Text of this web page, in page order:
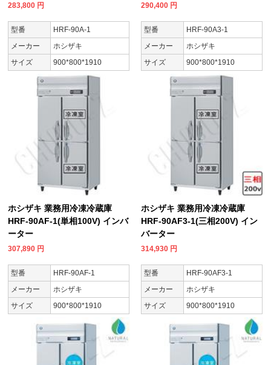
283,800 円
型番
HRF-90A-1
メーカー
ホシザキ
サイズ
900*800*1910
290,400 円
型番
HRF-90A3-1
メーカー
ホシザキ
サイズ
900*800*1910
ホシザキ 業務用冷凍冷蔵庫
HRF-90AF-1(単相100V) インバ
ーター
307,890 円
型番
HRF-90AF-1
メーカー
ホシザキ
サイズ
900*800*1910
ホシザキ 業務用冷凍冷蔵庫
HRF-90AF3-1(三相200V) イン
バーター
314,930 円
型番
HRF-90AF3-1
メーカー
ホシザキ
サイズ
900*800*1910